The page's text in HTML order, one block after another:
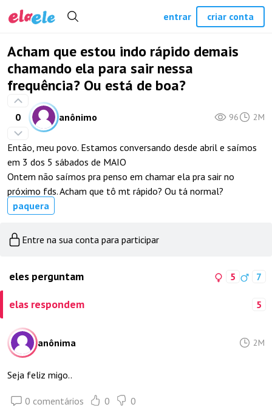
Acham que estou indo rápido demais
chamando ela para sair nessa
frequência? Ou está de boa?
0 anônimo 96 2M
Então, meu povo. Estamos conversando desde abril e saímos
em 3 dos 5 sábados de MAIO
Ontem não saímos pra penso em chamar ela pra sair no
próximo fds. Acham que tô mt rápido? Ou tá normal?
paquera
Entre na sua conta para participar
eles perguntam 5 7
elas respondem 5
anônima 2M
Seja feliz migo..
0 comentários 0 0
entrar criar conta